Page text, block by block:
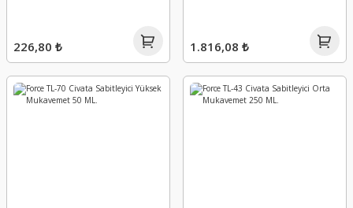
226,80 ₺ 1.816,08 ₺